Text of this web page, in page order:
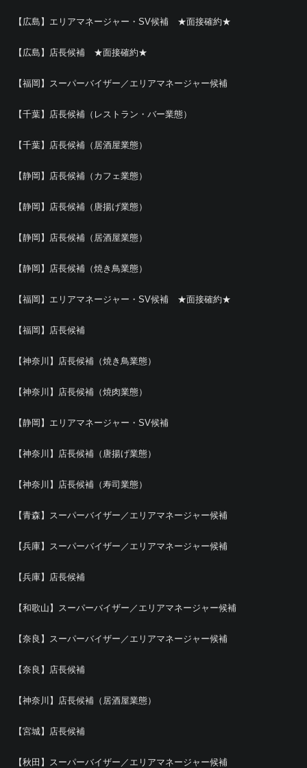
【広島】エリアマネージャー・SV候補 ★面接確約★
【広島】店長候補 ★面接確約★
【福岡】スーパーバイザー／エリアマネージャー候補
【千葉】店長候補（レストラン・バー業態）
【千葉】店長候補（居酒屋業態）
【静岡】店長候補（カフェ業態）
【静岡】店長候補（唐揚げ業態）
【静岡】店長候補（居酒屋業態）
【静岡】店長候補（焼き鳥業態）
【福岡】エリアマネージャー・SV候補 ★面接確約★
【福岡】店長候補
【神奈川】店長候補（焼き鳥業態）
【神奈川】店長候補（焼肉業態）
【静岡】エリアマネージャー・SV候補
【神奈川】店長候補（唐揚げ業態）
【神奈川】店長候補（寿司業態）
【青森】スーパーバイザー／エリアマネージャー候補
【兵庫】スーパーバイザー／エリアマネージャー候補
【兵庫】店長候補
【和歌山】スーパーバイザー／エリアマネージャー候補
【奈良】スーパーバイザー／エリアマネージャー候補
【奈良】店長候補
【神奈川】店長候補（居酒屋業態）
【宮城】店長候補
【秋田】スーパーバイザー／エリアマネージャー候補